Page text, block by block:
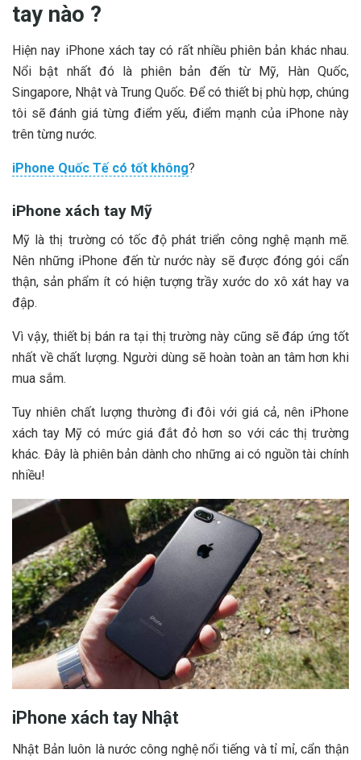
tay nào ?
Hiện nay iPhone xách tay có rất nhiều phiên bản khác nhau.
Nổi bật nhất đó là phiên bản đến từ Mỹ, Hàn Quốc,
Singapore, Nhật và Trung Quốc. Để có thiết bị phù hợp, chúng
tôi sẽ đánh giá từng điểm yếu, điểm mạnh của iPhone này
trên từng nước.
iPhone Quốc Tế có tốt không?
iPhone xách tay Mỹ
Mỹ là thị trường có tốc độ phát triển công nghệ mạnh mẽ.
Nên những iPhone đến từ nước này sẽ được đóng gói cẩn
thận, sản phẩm ít có hiện tượng trầy xước do xô xát hay va
đập.
Vì vậy, thiết bị bán ra tại thị trường này cũng sẽ đáp ứng tốt
nhất về chất lượng. Người dùng sẽ hoàn toàn an tâm hơn khi
mua sắm.
Tuy nhiên chất lượng thường đi đôi với giá cả, nên iPhone
xách tay Mỹ có mức giá đắt đỏ hơn so với các thị trường
khác. Đây là phiên bản dành cho những ai có nguồn tài chính
nhiều!
iPhone xách tay Nhật
Nhật Bản luôn là nước công nghệ nổi tiếng và tỉ mỉ, cẩn thận